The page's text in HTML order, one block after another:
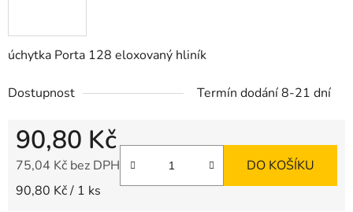
úchytka Porta 128 eloxovaný hliník
Dostupnost Termín dodání 8-21 dní
90,80 Kč
75,04 Kč bez DPH
Měrná cena:
90,80 Kč / 1 ks
DO KOŠÍKU